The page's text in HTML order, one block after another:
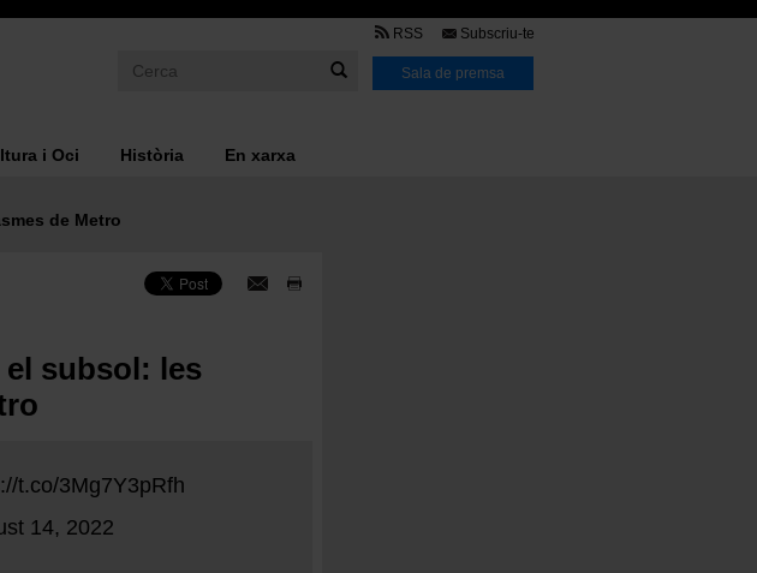
TMB
Link
RSS Subscriu-te
Sala de premsa
i Oci Història En xarxa
de Metro
subsol: les
t.co/3Mg7Y3pRfh
14, 2022